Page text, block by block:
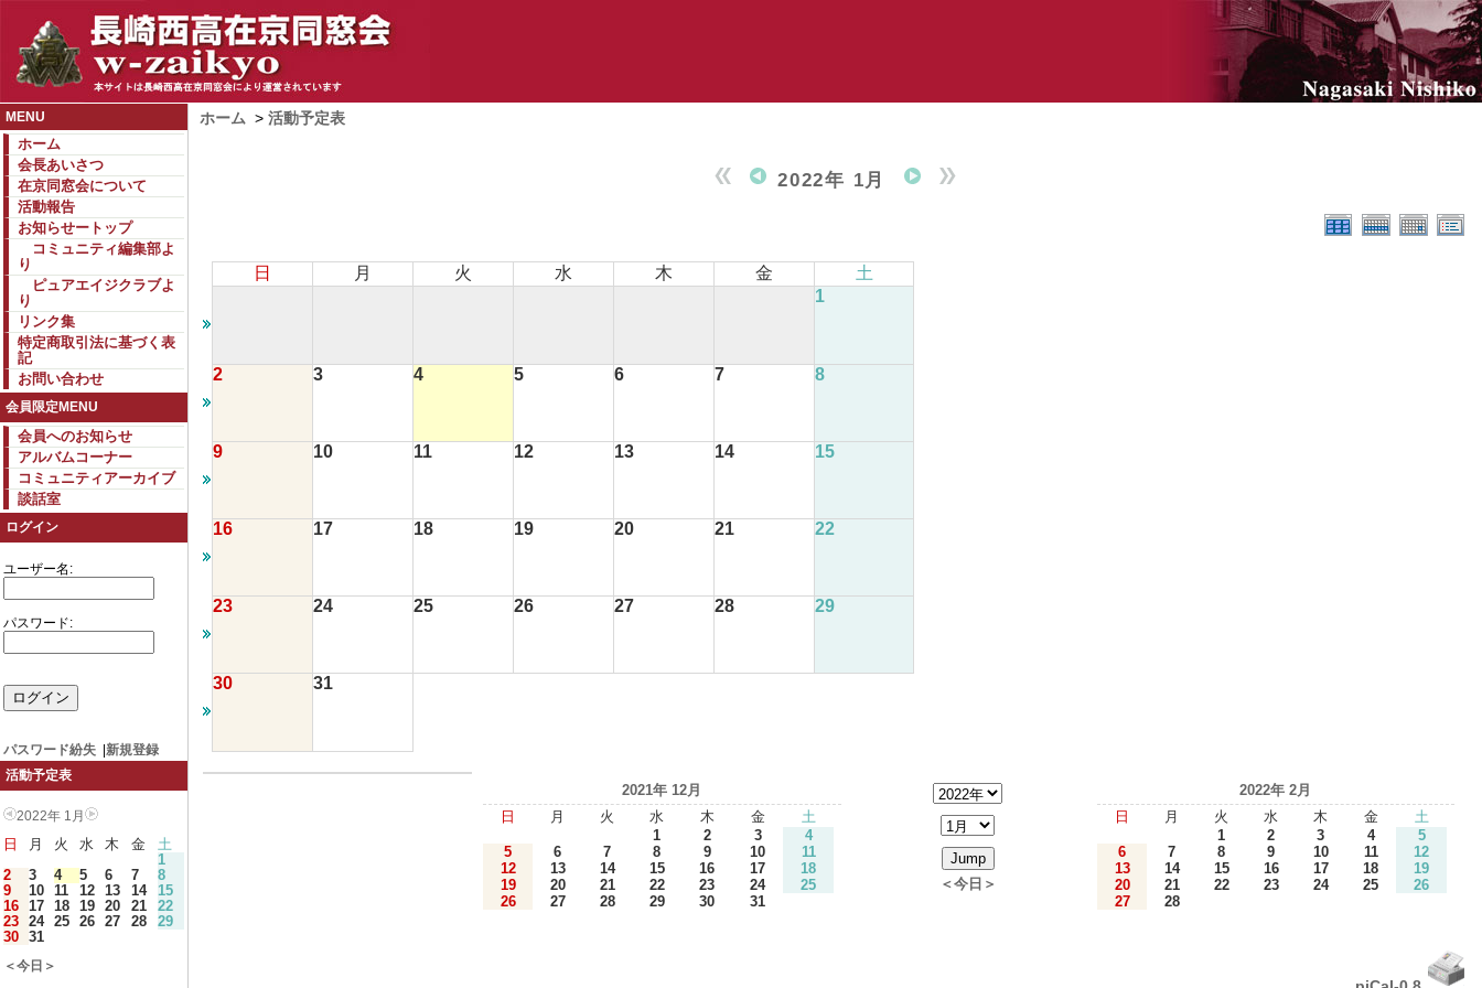
MENU
ホーム
会長あいさつ
在京同窓会について
活動報告
お知らせートップ
コミュニティ編集部よ
り
ピュアエイジクラブよ
り
リンク集
特定商取引法に基づく表
記
お問い合わせ
会員限定MENU
会員へのお知らせ
アルバムコーナー
コミュニティアーカイブ
談話室
ログイン
ユーザー名:
パスワード:
パスワード紛失
新規登録
活動予定表
2022年 1月
日 月 火 水 木 金
土
1
2
3 4 5 6 7
8
9
10 11 12 13 14
15
16 17 18 19 20 21
22
23 24 25 26 27 28
29
30 31
＜今日＞
ホーム > 活動予定表
2022年 1月
日 月 火 水 木 金
土
1
2 3 4 5 6 7 8
9 10 11 12 13 14 15
16 17 18 19 20 21 22
23 24 25 26 27 28 29
30 31
2021年 12月
日
月 火 水 木 金
土
1
2 3
4
5
6 7 8 9 10
11
12
13 14 15 16 17
18
19
20 21 22 23 24
25
26
27 28 29 30 31
＜今日＞
2022年 2月
日
月 火 水 木 金
土
1
2 3 4
5
6
7 8 9 10 11
12
13
14 15 16 17 18
19
20
21 22 23 24 25
26
27
28